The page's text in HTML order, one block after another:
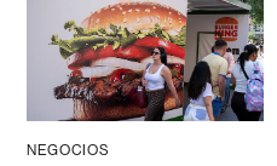
NEGOCIOS